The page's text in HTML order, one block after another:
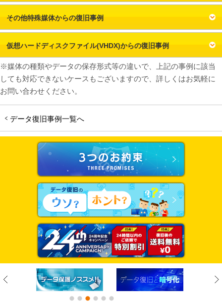
その他特殊媒体からの復旧事例
仮想ハードディスクファイル(VHDX)からの復旧事例
※媒体の種類やデータの保存形式等の違いで、上記の事例に該当
しても対応できないケースもございますので、詳しくはお気軽に
お問い合わせください。
データ復旧事例一覧へ